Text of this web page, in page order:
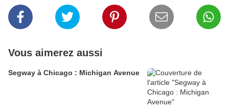
Vous aimerez aussi
Segway à Chicago : Michigan Avenue